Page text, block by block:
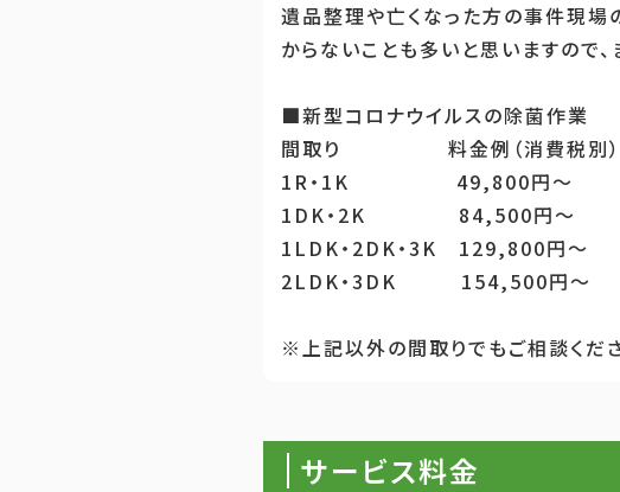
遺品整理や亡くなった方の事件現場
からないことも多いと思いますので
■新型コロナウイルスの除菌作業
間取り 料金例（消費税別）
1R・1K 49,800円〜
1DK・2K 84,500円〜
1LDK・2DK・3K 129,800円〜
2LDK・3DK 154,500円〜
※上記以外の間取りでもご相談くださ
サービス料金